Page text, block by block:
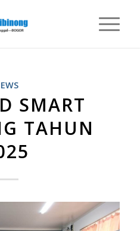
SMART
TAHUN